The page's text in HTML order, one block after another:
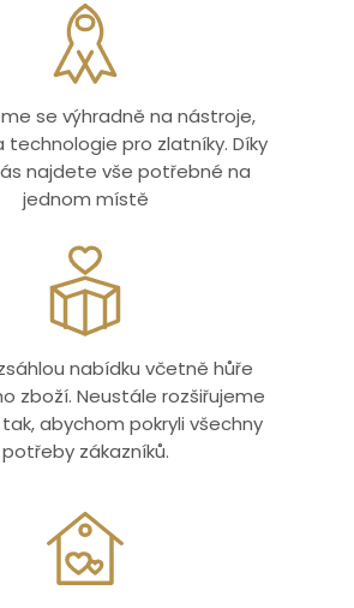
se výhradně na nástroje,
technologie pro zlatníky. Díky
najdete vše potřebné na
jednom místě
nabídku včetně hůře
zboží. Neustále rozšiřujeme
abychom pokryli všechny
potřeby zákazníků.